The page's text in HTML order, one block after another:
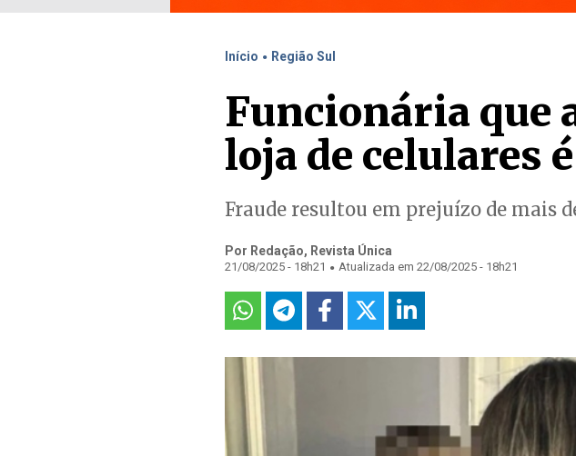
Início . Região Sul
Funcionária que
loja de celulares
Fraude resultou em prejuízo de mais
Por Redação, Revista Única
21/08/2025 - 18h21 . Atualizada em 22/08/2025 - 18h21